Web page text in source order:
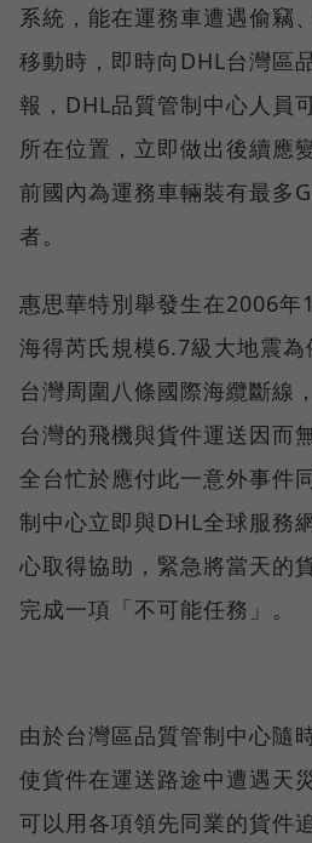
系統，能在運務車遭遇偷竊
移動時，即時向DHL台灣區
報，DHL品質管制中心人員
所在位置，立即做出後續應
前國內為運務車輛裝有最多
者。
惠思華特別舉發生在2006年
海得芮氏規模6.7級大地震
台灣周圍八條國際海纜斷線
台灣的飛機與貨件運送因而
全台忙於應付此一意外事件
制中心立即與DHL全球服務
心取得協助，緊急將當天的
完成一項「不可能任務」。
由於台灣區品質管制中心隨
使貨件在運送路途中遭遇天
可以用各項領先同業的貨件